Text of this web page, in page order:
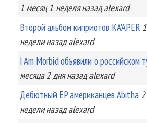
1 месяц 1 неделяназад alexard
Второй альбом киприотов KA'APER
неделиназад alexard
I Am Morbid объявили о российском
месяца 2 дняназад alexard
Дебютный EP американцев Abitha
неделиназад alexard